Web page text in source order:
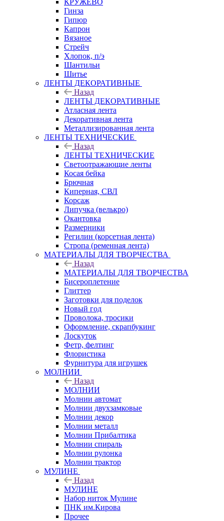
КРУЖЕВО
Гинза
Гипюр
Капрон
Вязаное
Стрейч
Хлопок, п/э
Шантильи
Шитье
ЛЕНТЫ ДЕКОРАТИВНЫЕ
Назад
ЛЕНТЫ ДЕКОРАТИВНЫЕ
Атласная лента
Декоративная лента
Металлизированная лента
ЛЕНТЫ ТЕХНИЧЕСКИЕ
Назад
ЛЕНТЫ ТЕХНИЧЕСКИЕ
Светоотражающие ленты
Косая бейка
Брючная
Киперная, СВЛ
Корсаж
Липучка (велькро)
Окантовка
Размерники
Регилин (корсетная лента)
Стропа (ременная лента)
МАТЕРИАЛЫ ДЛЯ ТВОРЧЕСТВА
Назад
МАТЕРИАЛЫ ДЛЯ ТВОРЧЕСТВА
Бисероплетение
Глиттер
Заготовки для поделок
Новый год
Проволока, тросики
Оформление, скрапбукинг
Лоскуток
Фетр, фелтинг
Флористика
Фурнитура для игрушек
МОЛНИИ
Назад
МОЛНИИ
Молнии автомат
Молнии двухзамковые
Молнии декор
Молнии металл
Молнии Прибалтика
Молнии спираль
Молнии рулонка
Молнии трактор
МУЛИНЕ
Назад
МУЛИНЕ
Набор ниток Мулине
ПНК им.Кирова
Прочее